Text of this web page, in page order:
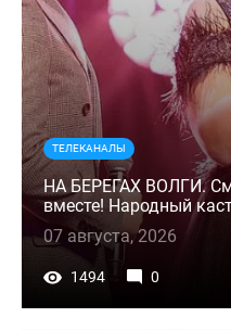
ТЕЛЕКАНАЛЫ
НА БЕРЕГАХ ВОЛГИ.
вместе! Народный
07 августа, 2026
1494 0